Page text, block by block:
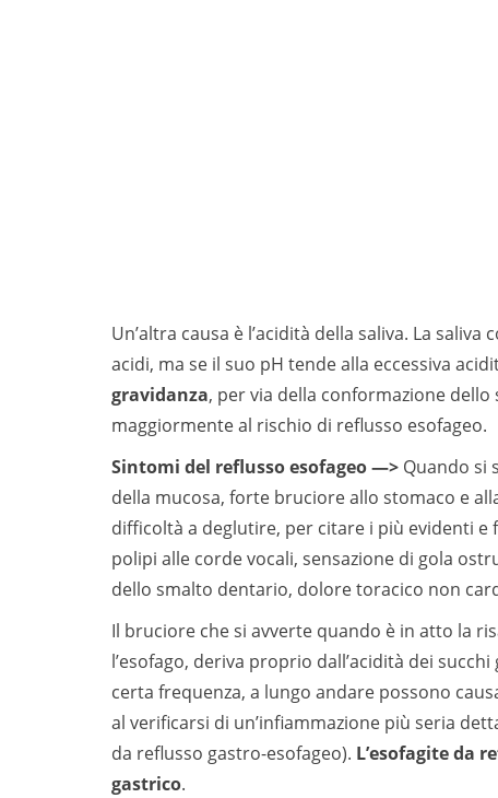
Un’altra causa è l’acidità della saliva. La
acidi, ma se il suo pH tende alla eccessiva
gravidanza, per via della conformazione
maggiormente al rischio di reflusso esofageo.
Sintomi del reflusso esofageo —> Quando si
della mucosa, forte bruciore allo stomaco e
difficoltà a deglutire, per citare i più evidenti e
polipi alle corde vocali, sensazione di gola
dello smalto dentario, dolore toracico non
Il bruciore che si avverte quando è in atto la
l’esofago, deriva proprio dall’acidità dei
certa frequenza, a lungo andare possono
al verificarsi di un’infiammazione più seria
da reflusso gastro-esofageo). L’esofagite da
gastrico.